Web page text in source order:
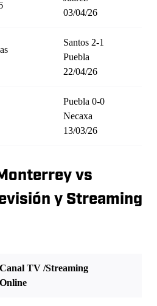
03/04/26
Santos 2-1
Puebla
22/04/26
Puebla 0-0
Necaxa
13/03/26
vs
y Streaming
Canal TV /Streaming
Online